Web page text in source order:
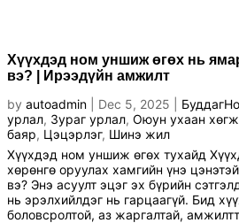
Хүүхдэд ном уншиж өгөх нь
вэ? | Ирээдүйн амжилт
by autoadmin Dec 5, 2025
урлал, Зураг урлал, Оюун ухаан
баяр, Цэцэрлэг, Шинэ жил
Хүүхдэд ном уншиж өгөх тухайд
хөрөнгө оруулах хамгийн үнэ
вэ? Энэ асуулт эцэг эх бүрийн
нь эрэлхийлдэг нь гарцаагүй. Бид
боловсролтой, аз жаргалтай,